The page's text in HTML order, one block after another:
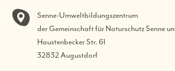
Senne-Umweltbildungszentrum
der Gemeinschaft für Naturschutz Senne
Haustenbecker Str. 61
32832 Augustdorf